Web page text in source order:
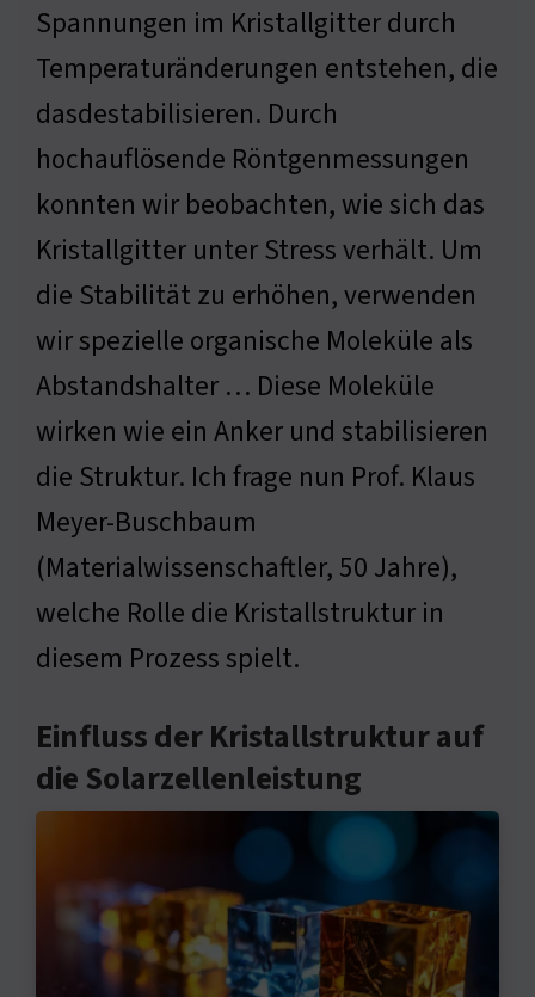
Spannungen im Kristallgitter durch
Temperaturänderungen entstehen, die
dasdestabilisieren. Durch
hochauflösende Röntgenmessungen
konnten wir beobachten, wie sich das
Kristallgitter unter Stress verhält. Um
die Stabilität zu erhöhen, verwenden
wir spezielle organische Moleküle als
Abstandshalter … Diese Moleküle
wirken wie ein Anker und stabilisieren
die Struktur. Ich frage nun Prof. Klaus
Meyer-Buschbaum
(Materialwissenschaftler, 50 Jahre),
welche Rolle die Kristallstruktur in
diesem Prozess spielt.
Einfluss der Kristallstruktur auf
die Solarzellenleistung